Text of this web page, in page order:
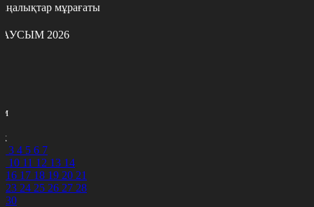
мұрағаты
2026
3 4 5 6 7
10 11 12 13 14
16 17 18 19 20 21
23 24 25 26 27 28
30